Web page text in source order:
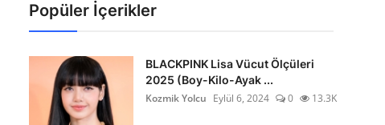
Popüler İçerikler
BLACKPINK Lisa Vücut Ölçüleri
2025 (Boy-Kilo-Ayak ...
Kozmik Yolcu Eylül 6, 2024 0 13.3K